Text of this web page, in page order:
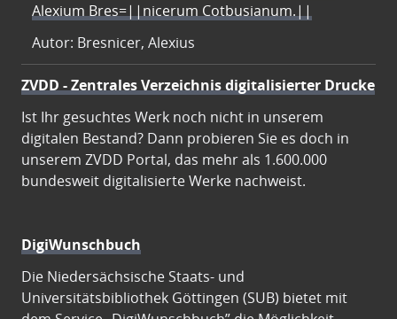
Alexium Bres=||nicerum Cotbusianum.||
Autor: Bresnicer, Alexius
ZVDD - Zentrales Verzeichnis digitalisierter Drucke
Ist Ihr gesuchtes Werk noch nicht in unserem
digitalen Bestand? Dann probieren Sie es doch in
unserem ZVDD Portal, das mehr als 1.600.000
bundesweit digitalisierte Werke nachweist.
DigiWunschbuch
Die Niedersächsische Staats- und
Universitätsbibliothek Göttingen (SUB) bietet mit